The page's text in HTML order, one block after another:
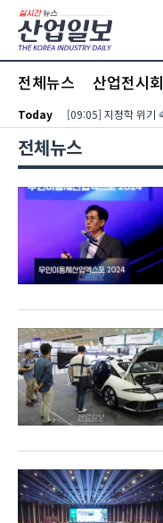
본문 바로가기
전체뉴스 산업전시회
Today
전체뉴스